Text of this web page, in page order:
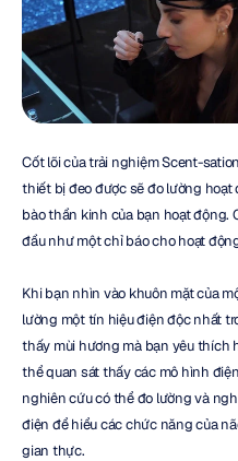
Cốt lõi của trải nghiệm Scent-
thiết bị đeo được sẽ đo lường
bào thần kinh của bạn hoạt động.
đầu như một chỉ báo cho hoạt
Khi bạn nhìn vào khuôn mặt của
lường một tín hiệu điện độc nhất
thấy mùi hương mà bạn yêu thích
thể quan sát thấy các mô hình
nghiên cứu có thể đo lường và
điện để hiểu các chức năng của
gian thực.